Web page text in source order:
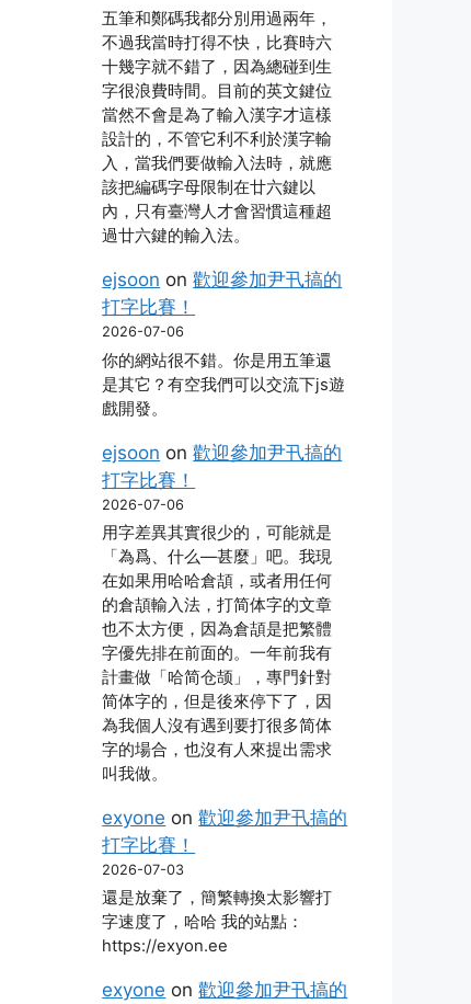
五筆和鄭碼我都分別用過兩年，
不過我當時打得不快，比賽時六
十幾字就不錯了，因為總碰到生
字很浪費時間。目前的英文鍵位
當然不會是為了輸入漢字才這樣
設計的，不管它利不利於漢字輸
入，當我們要做輸入法時，就應
該把編碼字母限制在廿六鍵以
內，只有臺灣人才會習慣這種超
過廿六鍵的輸入法。
ejsoon on歡迎參加尹卂搞的
打字比賽！
2026-07-06
你的網站很不錯。你是用五筆還
是其它？有空我們可以交流下js遊
戲開發。
ejsoon on歡迎參加尹卂搞的
打字比賽！
2026-07-06
用字差異其實很少的，可能就是
「為爲、什么―甚麼」吧。我現
在如果用哈哈倉頡，或者用任何
的倉頡輸入法，打简体字的文章
也不太方便，因為倉頡是把繁體
字優先排在前面的。一年前我有
計畫做「哈简仓颉」，專門針對
简体字的，但是後來停下了，因
為我個人沒有遇到要打很多简体
字的場合，也沒有人來提出需求
叫我做。
exyone on歡迎參加尹卂搞的
打字比賽！
2026-07-03
還是放棄了，簡繁轉換太影響打
字速度了，哈哈 我的站點：
https://exyon.ee
exyone on歡迎參加尹卂搞的